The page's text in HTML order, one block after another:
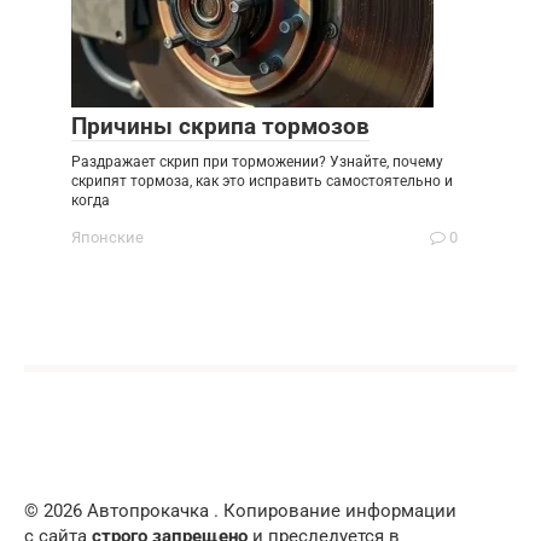
Причины скрипа тормозов
Раздражает скрип при торможении? Узнайте, почему
скрипят тормоза, как это исправить самостоятельно и
когда
Японские 0
© 2026 Автопрокачка . Копирование информации
с сайта строго запрещено и преследуется в